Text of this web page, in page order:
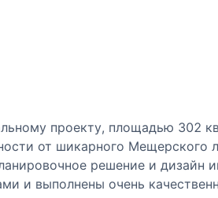
проекту, площадью 302
от шикарного Мещерского
решение и дизайн
и выполнены очень